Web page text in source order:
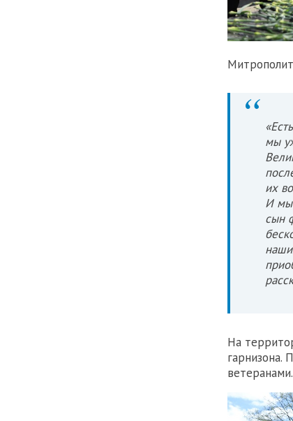
мы
их
И мы
сын
На
гарнизона.
ветеранами.